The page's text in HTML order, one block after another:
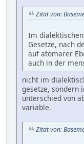
Zitat von:
Im
Gesetze, nach
auf atomarer
auch in der
nicht im
gesetze, sondern
unterschied von
variable.
Zitat von: